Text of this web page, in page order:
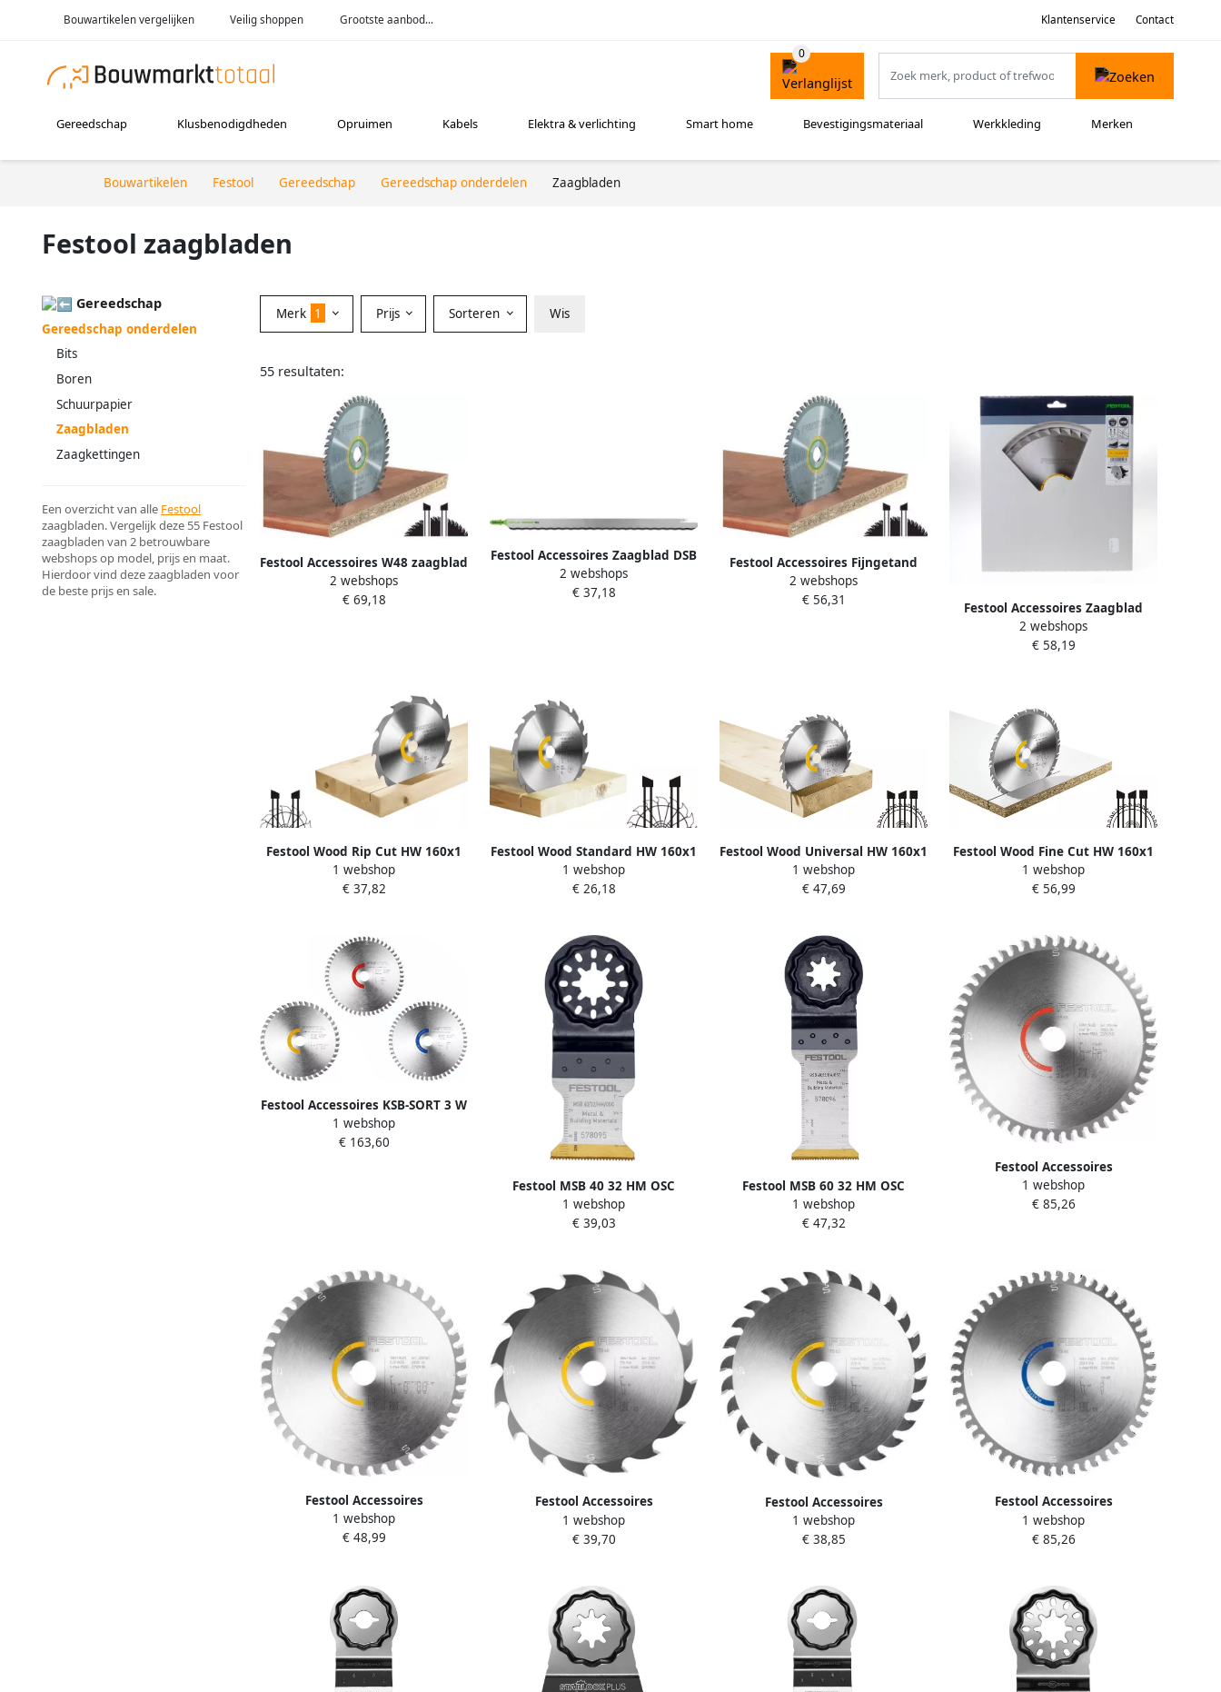
Bouwartikelen vergelijken Veilig shoppen Grootste aanbod... Klantenservice Contact
Gereedschap Klusbenodigdheden Opruimen Kabels Elektra & verlichting Smart home Bevestigingsmateriaal Werkkleding Merken
Bouwartikelen Festool Gereedschap Gereedschap onderdelen Zaagbladen
Festool zaagbladen
Gereedschap
Gereedschap onderdelen
Bits
Boren
Schuurpapier
Zaagbladen
Zaagkettingen
Een overzicht van alle Festool
zaagbladen. Vergelijk deze 55 Festool
zaagbladen van 2 betrouwbare
webshops op model, prijs en maat.
Hierdoor vind deze zaagbladen voor
de beste prijs en sale.
Merk 1 Prijs Sorteren Wis
55 resultaten:
Festool Accessoires W48 zaagblad
| 190x2 4 FF | 492050
2 webshops
€ 69,18
Festool Accessoires Zaagblad DSB
350 W 575417
2 webshops
€ 37,18
Festool Accessoires Fijngetand
zaagblad voor TS 55 EBQ | 160x2
2x20 W48 491952
2 webshops
€ 56,31
Festool Accessoires Zaagblad
voor TS 75 | W36 | 493198
2 webshops
€ 58,19
Festool Wood Rip Cut HW 160x1
6x20 PW12 Cirkelzaagblad
578580
1 webshop
€ 37,82
Festool Wood Standard HW 160x1
6x20 W18 Cirkelzaagblad 578583
1 webshop
€ 26,18
Festool Wood Universal HW 160x1
6x20 FWW25 Cirkelzaagblad
578585
1 webshop
€ 47,69
Festool Wood Fine Cut HW 160x1
6x20 FWWW35 Cirkelzaagblad
578586
1 webshop
€ 56,99
Festool Accessoires KSB-SORT 3 W
L A 160x1 8 Zaagbladenset |
Allround zaagbladen 578564
1 webshop
€ 163,60
Festool MSB 40 32 HM OSC
Hardmetalen zaagblad 578095
1 webshop
€ 39,03
Festool MSB 60 32 HM OSC
Hardmetalen zaagblad 578096
1 webshop
€ 47,32
Festool Accessoires
Cirkelzaagblad HW 168x1 8x20
TF52 L LAMINATE HPL 205766
1 webshop
€ 85,26
Festool Accessoires
Cirkelzaagblad HW | 168x1 8x20
WD42 | WOOD FINE CUT 205765
1 webshop
€ 48,99
Festool Accessoires
Cirkelzaagblad HW | 168x1 8x20
PW16 | WOOD RIP CUT 205763
1 webshop
€ 39,70
Festool Accessoires
Cirkelzaagblad HW | HW 168x1
8x20 W28 | WOOD UNIVERSAL
1 webshop
€ 38,85
Festool Accessoires
Cirkelzaagblad HW 168x1 8x20
TF52 A ALUMINIUM PLASTICS
1 webshop
€ 85,26